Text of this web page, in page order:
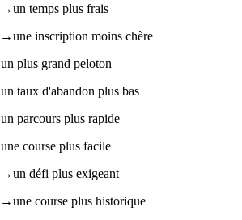
→un temps plus frais
→une inscription moins chère
un plus grand peloton
un taux d'abandon plus bas
un parcours plus rapide
une course plus facile
→un défi plus exigeant
→une course plus historique